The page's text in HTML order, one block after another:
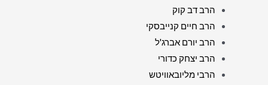
הרב דב קוק
הרב חיים קנייבסקי
הרב יורם אברג'ל
הרב יצחק כדורי
הרבי מליובאוויטש